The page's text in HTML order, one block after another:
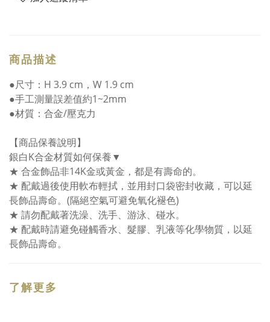
商品描述
●尺寸：H 3.9 cm，W 1.9 cm
●手工測量誤差值約1~2mm
●材質：合金/壓克力
【商品保養說明】
銀白K合金材質如何保養▼
★ 合金飾品非14K金或黃金，都是有壽命的。
★ 配戴過後使用軟布輕拭，並用封口袋密封收藏，可以延
長飾品壽命。(隔絕空氣可避免氧化褪色)
★ 請勿配戴著洗澡、洗手、游泳、碰水。
★ 配戴時請避免碰觸香水、髮膠、乳液等化學物質，以延
長飾品壽命。
了解更多